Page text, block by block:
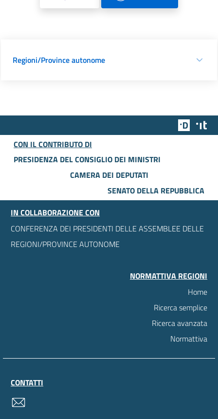
Regioni/Province autonome
Team
CON IL CONTRIBUTO DI
PRESIDENZA DEL CONSIGLIO DEI MINISTRI
CAMERA DEI DEPUTATI
SENATO DELLA REPUBBLICA
IN COLLABORAZIONE CON
CONFERENZA DEI PRESIDENTI DELLE ASSEMBLEE DELLE
REGIONI/PROVINCE AUTONOME
NORMATTIVA REGIONI
Home
Ricerca semplice
Ricerca avanzata
Normattiva
CONTATTI